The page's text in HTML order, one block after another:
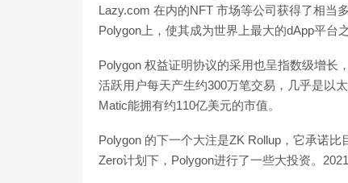
Lazy.com 在内的NFT 市场等公司获得了相当
Polygon上，使其成为世界上最大的dApp平台之
Polygon 权益证明协议的采用也呈指数级增长
活跃用户每天产生约300万笔交易，几乎是以
Matic能拥有约110亿美元的市值。
Polygon 的下一个大注是ZK Rollup，它承诺
Zero计划下，Polygon进行了一些大投资。